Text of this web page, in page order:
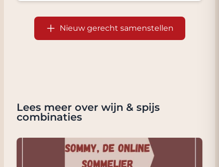
Nieuw gerecht samenstellen
Lees meer over wijn & spijs
combinaties